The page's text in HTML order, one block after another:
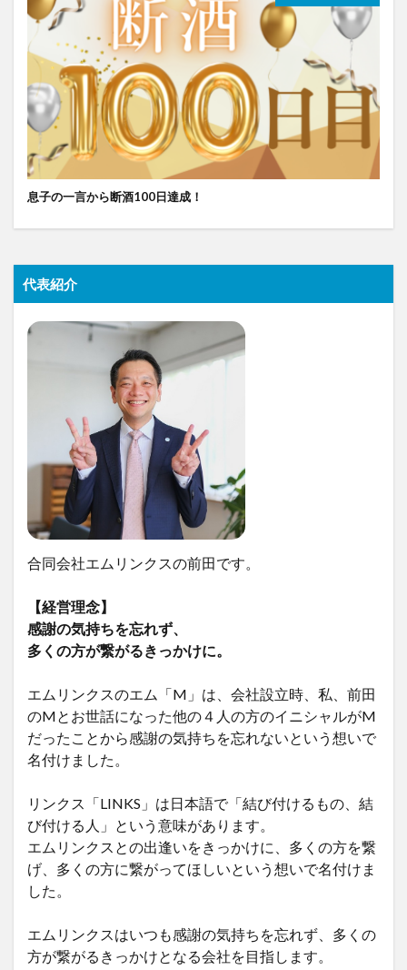
息子の一言から断酒100日達成！
代表紹介
合同会社エムリンクスの前田です。
【経営理念】
感謝の気持ちを忘れず、
多くの方が繋がるきっかけに。
エムリンクスのエム「M」は、会社設立時、私、前田
のMとお世話になった他の４人の方のイニシャルがM
だったことから感謝の気持ちを忘れないという想いで
名付けました。
リンクス「LINKS」は日本語で「結び付けるもの、結
び付ける人」という意味があります。
エムリンクスとの出逢いをきっかけに、多くの方を繋
げ、多くの方に繋がってほしいという想いで名付けま
した。
エムリンクスはいつも感謝の気持ちを忘れず、多くの
方が繋がるきっかけとなる会社を目指します。